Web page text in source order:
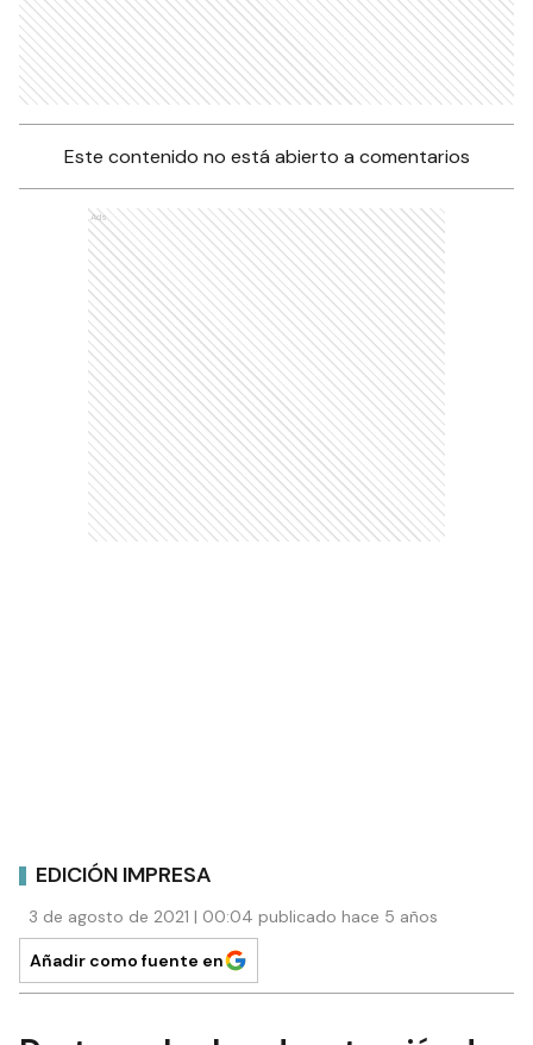
Este contenido no está abierto a comentarios
Ads
EDICIÓN IMPRESA
3 de agosto de 2021 | 00:04 publicado hace 5 años
Añadir como fuente en